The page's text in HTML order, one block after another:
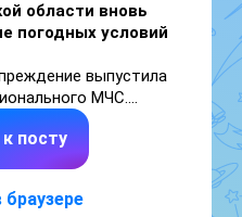
области вновь
погодных условий
выпустила
МЧС.
в ночь с 17 на 18
ожидается
в секунду.
посту